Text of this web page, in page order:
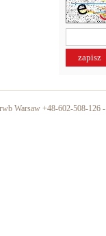
Warsaw +48-602-508-126 -